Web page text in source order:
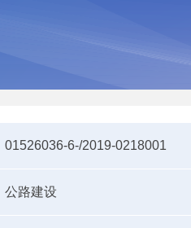
01526036-6-/2019-0218001
公路建设